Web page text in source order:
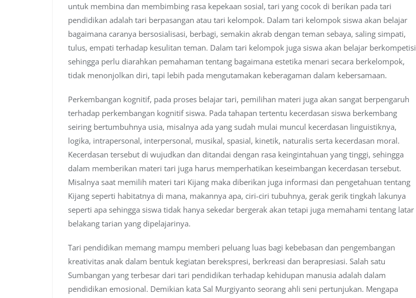
untuk membina dan membimbing rasa kepekaan sosial, tari yang cocok di berikan pada tari
pendidikan adalah tari berpasangan atau tari kelompok. Dalam tari kelompok siswa akan belajar
bagaimana caranya bersosialisasi, berbagi, semakin akrab dengan teman sebaya, saling simpati,
tulus, empati terhadap kesulitan teman. Dalam tari kelompok juga siswa akan belajar berkompetisi
sehingga perlu diarahkan pemahaman tentang bagaimana estetika menari secara berkelompok,
tidak menonjolkan diri, tapi lebih pada mengutamakan keberagaman dalam kebersamaan.
Perkembangan kognitif, pada proses belajar tari, pemilihan materi juga akan sangat berpengaruh
terhadap perkembangan kognitif siswa. Pada tahapan tertentu kecerdasan siswa berkembang
seiring bertumbuhnya usia, misalnya ada yang sudah mulai muncul kecerdasan linguistiknya,
logika, intrapersonal, interpersonal, musikal, spasial, kinetik, naturalis serta kecerdasan moral.
Kecerdasan tersebut di wujudkan dan ditandai dengan rasa keingintahuan yang tinggi, sehingga
dalam memberikan materi tari juga harus memperhatikan keseimbangan kecerdasan tersebut.
Misalnya saat memilih materi tari Kijang maka diberikan juga informasi dan pengetahuan tentang
Kijang seperti habitatnya di mana, makannya apa, ciri-ciri tubuhnya, gerak gerik tingkah lakunya
seperti apa sehingga siswa tidak hanya sekedar bergerak akan tetapi juga memahami tentang latar
belakang tarian yang dipelajarinya.
Tari pendidikan memang mampu memberi peluang luas bagi kebebasan dan pengembangan
kreativitas anak dalam bentuk kegiatan berekspresi, berkreasi dan berapresiasi. Salah satu
Sumbangan yang terbesar dari tari pendidikan terhadap kehidupan manusia adalah dalam
pendidikan emosional. Demikian kata Sal Murgiyanto seorang ahli seni pertunjukan. Mengapa